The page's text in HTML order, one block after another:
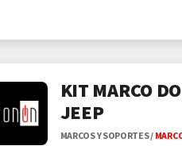
KIT MARCO
JEEP
MARCOS Y SOPORTES/